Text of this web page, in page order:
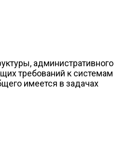
административного
требований к системам
имеется в задачах